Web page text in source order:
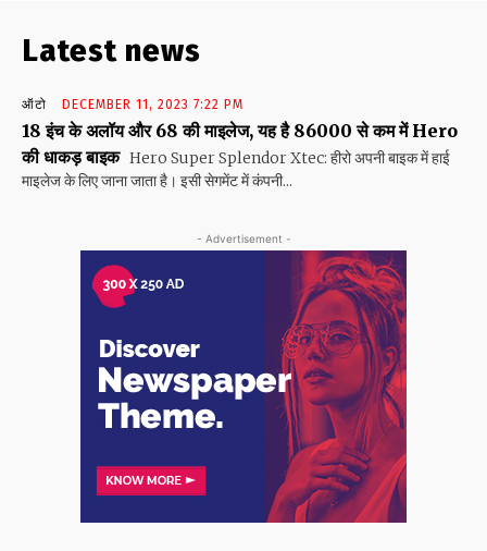
Latest news
ऑटो DECEMBER 11, 2023 7:22 PM
18 इंच के अलॉय और 68 की माइलेज, यह है 86000 से कम में Hero
की धाकड़ बाइक Hero Super Splendor Xtec: हीरो अपनी बाइक में हाई
माइलेज के लिए जाना जाता है। इसी सेगमेंट में कंपनी...
- Advertisement -